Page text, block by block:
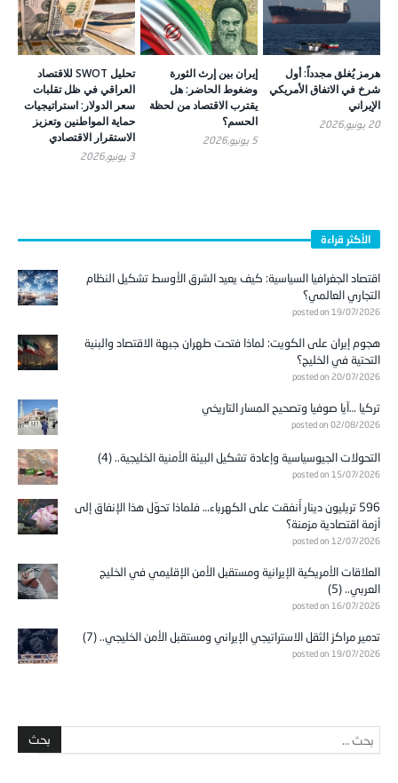
هرمز يُغلق مجدداً: أول
شرخ في الاتفاق الأمريكي
الإيراني
20 يونيو,2026
إيران بين إرث الثورة
وضغوط الحاضر: هل
يقترب الاقتصاد من لحظة
الحسم؟
5 يونيو,2026
تحليل SWOT للاقتصاد
العراقي في ظل تقلبات
سعر الدولار: استراتيجيات
حماية المواطنين وتعزيز
الاستقرار الاقتصادي
3 يونيو,2026
الأكثر قراءة
اقتصاد الجغرافيا السياسية: كيف يعيد الشرق الأوسط تشكيل النظام
التجاري العالمي؟
posted on 19/07/2026
هجوم إيران على الكويت: لماذا فتحت طهران جبهة الاقتصاد والبنية
التحتية في الخليج؟
posted on 20/07/2026
تركيا …آيا صوفيا وتصحيح المسار التاريخي
posted on 02/08/2026
التحولات الجيوسياسية وإعادة تشكيل البيئة الأمنية الخليجية.. (4)
posted on 15/07/2026
596 تريليون دينار أُنفقت على الكهرباء… فلماذا تحوّل هذا الإنفاق إلى
أزمة اقتصادية مزمنة؟
posted on 12/07/2026
العلاقات الأمريكية الإيرانية ومستقبل الأمن الإقليمي في الخليج
العربي.. (5)
posted on 16/07/2026
تدمير مراكز الثقل الاستراتيجي الإيراني ومستقبل الأمن الخليجي.. (7)
posted on 19/07/2026